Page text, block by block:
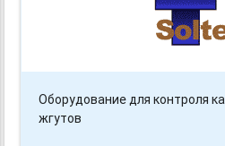
Оборудование для контроля
жгутов